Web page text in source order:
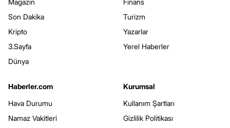
Magazin
Son Dakika
Kripto
3.Sayfa
Dünya
Finans
Turizm
Yazarlar
Yerel Haberler
Haberler.com
Hava Durumu
Namaz Vakitleri
Kurumsal
Kullanım Şartları
Gizlilik Politikası